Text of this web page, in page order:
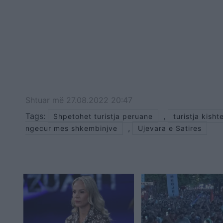
Shtuar më 27.08.2022 20:47
Tags:
Shpetohet turistja peruane ,
turistja
ngecur mes shkembinjve
, Ujevara e Satires